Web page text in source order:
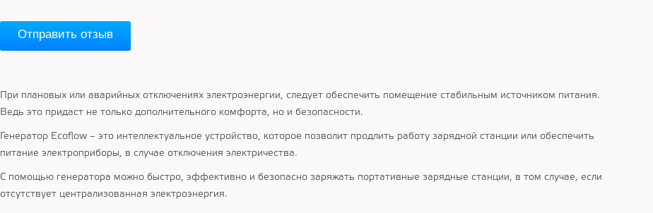
При плановых или аварийных отключениях электроэнергии, следует обеспечить помещение стабильным источником питания.
Ведь это придаст не только дополнительного комфорта, но и безопасности.
Генератор Ecoflow – это интеллектуальное устройство, которое позволит продлить работу зарядной станции или обеспечить
питание электроприборы, в случае отключения электричества.
С помощью генератора можно быстро, эффективно и безопасно заряжать портативные зарядные станции, в том случае, если
отсутствует централизованная электроэнергия.
Отправить отзыв